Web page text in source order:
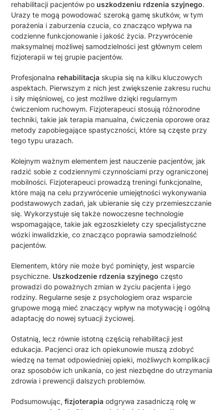
rehabilitacji pacjentów po uszkodzeniu rdzenia szyjnego.
Urazy te mogą powodować szeroką gamę skutków, w tym
porażenia i zaburzenia czucia, co znacząco wpływa na
codzienne funkcjonowanie i jakość życia. Przywrócenie
maksymalnej możliwej samodzielności jest głównym celem
fizjoterapii w tej grupie pacjentów.
Profesjonalna rehabilitacja skupia się na kilku kluczowych
aspektach. Pierwszym z nich jest zwiększenie zakresu ruchu
i siły mięśniowej, co jest możliwe dzięki regularnym
ćwiczeniom ruchowym. Fizjoterapeuci stosują różnorodne
techniki, takie jak terapia manualna, ćwiczenia oporowe oraz
metody zapobiegające spastyczności, które są częste przy
tego typu urazach.
Kolejnym ważnym elementem jest nauczenie pacjentów, jak
radzić sobie z codziennymi czynnościami przy ograniczonej
mobilności. Fizjoterapeuci prowadzą treningi funkcjonalne,
które mają na celu przywrócenie umiejętności wykonywania
podstawowych zadań, jak ubieranie się czy przemieszczanie
się. Wykorzystuje się także nowoczesne technologie
wspomagające, takie jak egzoszkielety czy specjalistyczne
wózki inwalidzkie, co znacząco poprawia samodzielność
pacjentów.
Elementem, który nie może być pominięty, jest wsparcie
psychiczne. Uszkodzenie rdzenia szyjnego często
prowadzi do poważnych zmian w życiu pacjenta i jego
rodziny. Regularne sesje z psychologiem oraz wsparcie
grupowe mogą mieć znaczący wpływ na motywację i ogólną
adaptację do nowej sytuacji życiowej.
Ostatnią, lecz równie istotną częścią rehabilitacji jest
edukacja. Pacjenci oraz ich opiekunowie muszą zdobyć
wiedzę na temat odpowiedniej opieki, możliwych komplikacji
oraz sposobów ich unikania, co jest niezbędne do utrzymania
zdrowia i prewencji dalszych problemów.
Podsumowując,fizjoterapia odgrywa zasadniczą rolę w